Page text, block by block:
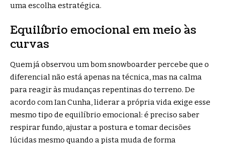
uma escolha estratégica.
Equilíbrio emocional em meio às
curvas
Quem já observou um bom snowboarder percebe que o
diferencial não está apenas na técnica, mas na calma
para reagir às mudanças repentinas do terreno. De
acordo com Ian Cunha, liderar a própria vida exige esse
mesmo tipo de equilíbrio emocional: é preciso saber
respirar fundo, ajustar a postura e tomar decisões
lúcidas mesmo quando a pista muda de forma